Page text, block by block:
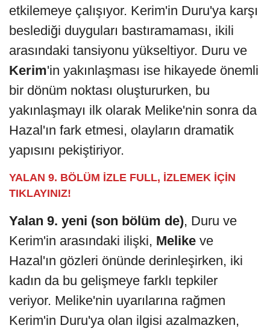
etkilemeye çalışıyor. Kerim'in Duru'ya karşı
beslediği duyguları bastıramaması, ikili
arasındaki tansiyonu yükseltiyor. Duru ve
Kerim'in yakınlaşması ise hikayede önemli
bir dönüm noktası oluştururken, bu
yakınlaşmayı ilk olarak Melike'nin sonra da
Hazal'ın fark etmesi, olayların dramatik
yapısını pekiştiriyor.
YALAN 9. BÖLÜM İZLE FULL, İZLEMEK İÇİN
TIKLAYINIZ!
Yalan 9. yeni (son bölüm de), Duru ve
Kerim'in arasındaki ilişki, Melike ve
Hazal'ın gözleri önünde derinleşirken, iki
kadın da bu gelişmeye farklı tepkiler
veriyor. Melike'nin uyarılarına rağmen
Kerim'in Duru'ya olan ilgisi azalmazken,